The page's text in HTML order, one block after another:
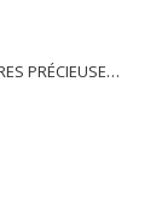
MATIÈRES; IMITATION BIJOUTERIE; PIÈCE DE MONNAIE